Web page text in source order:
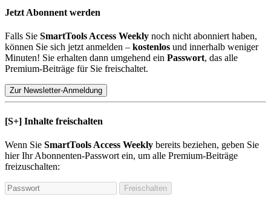
Jetzt Abonnent werden
Falls Sie SmartTools Access Weekly noch nicht abonniert haben,
können Sie sich jetzt anmelden – kostenlos und innerhalb weniger
Minuten! Sie erhalten dann umgehend ein Passwort, das alle
Premium-Beiträge für Sie freischaltet.
Zur Newsletter-Anmeldung
[S+] Inhalte freischalten
Wenn Sie SmartTools Access Weekly bereits beziehen, geben Sie
hier Ihr Abonnenten-Passwort ein, um alle Premium-Beiträge
freizuschalten:
Freischalten